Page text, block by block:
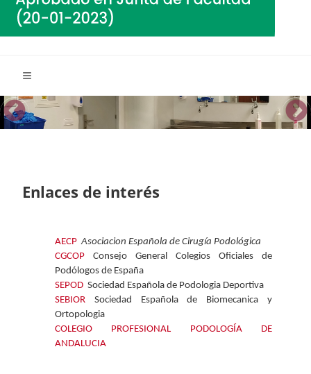
Enlaces de interés
AECP Asociacion Española de Cirugía Podológica
CGCOP Consejo General Colegios Oficiales de
Podólogos de España
SEPOD Sociedad Española de Podologia Deportiva
SEBIOR
Sociedad Española de Biomecanica y
Ortopologia
COLEGIO PROFESIONAL PODOLOGÍA DE
ANDALUCIA